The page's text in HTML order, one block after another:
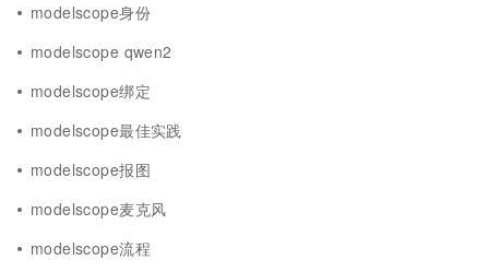
modelscope身份
modelscope qwen2
modelscope绑定
modelscope最佳实践
modelscope报图
modelscope麦克风
modelscope流程